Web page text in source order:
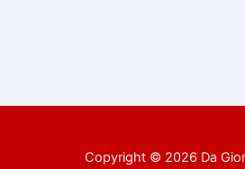
Copyright © 2026 Da